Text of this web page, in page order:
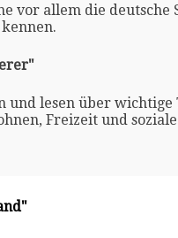
vor allem die deutsche
und lesen über wichtige
Freizeit und